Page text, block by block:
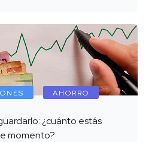
AHORRO
¿cuánto estás
momento?